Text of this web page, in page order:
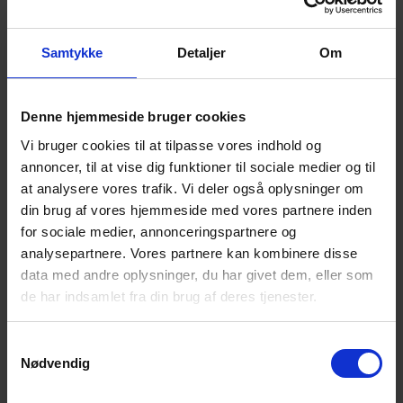
Samtykke Detaljer Om
Denne hjemmeside bruger cookies
Vi bruger cookies til at tilpasse vores indhold og
annoncer, til at vise dig funktioner til sociale medier og til
at analysere vores trafik. Vi deler også oplysninger om
din brug af vores hjemmeside med vores partnere inden
for sociale medier, annonceringspartnere og
analysepartnere. Vores partnere kan kombinere disse
data med andre oplysninger, du har givet dem, eller som
de har indsamlet fra din brug af deres tjenester.
Nødvendig
løsning
Udfyld kontaktformularen herunder eller skriv til os
på post@mirit.dk.
Vi svarer inden for 24 timer. Du kan også ringe til
os på +45 4494 4449
Navn
E-mail